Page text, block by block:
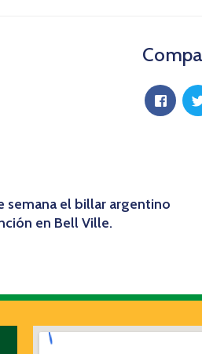
semana el billar argentino
en Bell Ville.